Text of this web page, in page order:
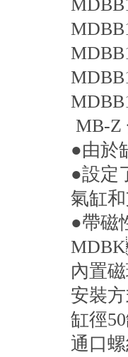
MB-Z
●由於
●設定
氣缸
●帶
內置
安裝
缸徑50
通口